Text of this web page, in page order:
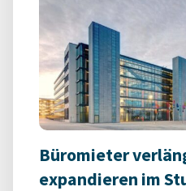
Büromieter
expandieren im